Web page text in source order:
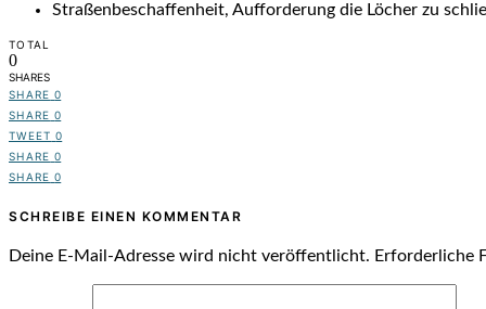
Straßenbeschaffenheit, Aufforderung die Löcher zu
TOTAL
0
SHARES
SHARE 0
SHARE 0
TWEET 0
SHARE 0
SHARE 0
SCHREIBE EINEN KOMMENTAR
Deine E-Mail-Adresse wird nicht veröffentlicht. Erforderliche